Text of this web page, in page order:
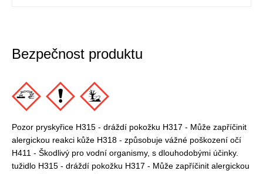
Bezpečnost produktu
Pozor pryskyřice H315 - dráždí pokožku H317 - Může zapříčinit
alergickou reakci kůže H318 - způsobuje vážné poškození očí
H411 - Škodlivý pro vodní organismy, s dlouhodobými účinky.
tužidlo H315 - dráždí pokožku H317 - Může zapříčinit alergickou